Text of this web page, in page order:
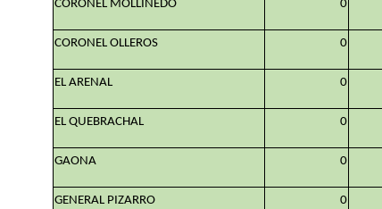
CORONEL MOLLINEDO 0
CORONEL OLLEROS 0
EL ARENAL 0
EL QUEBRACHAL 0
GAONA 0
GENERAL PIZARRO 0